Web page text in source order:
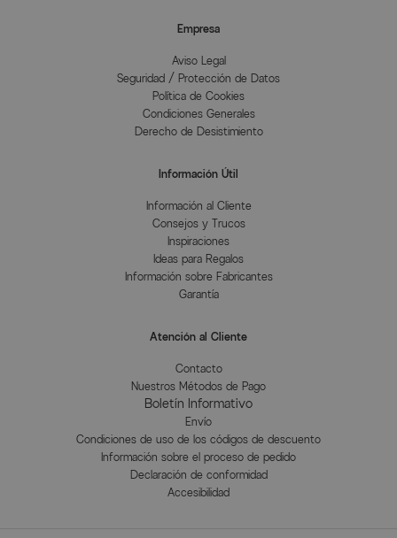
Información del fabricante
MÁS INFORMACIÓN AQUÍ
Empresa
Aviso Legal
Seguridad / Protección de Datos
Política de Cookies
Condiciones Generales
Derecho de Desistimiento
Información Útil
Información al Cliente
Consejos y Trucos
Inspiraciones
Ideas para Regalos
Información sobre Fabricantes
Garantía
Atención al Cliente
Contacto
Nuestros Métodos de Pago
Boletín Informativo
Envío
Condiciones de uso de los códigos de descuento
Información sobre el proceso de pedido
Declaración de conformidad
Accesibilidad